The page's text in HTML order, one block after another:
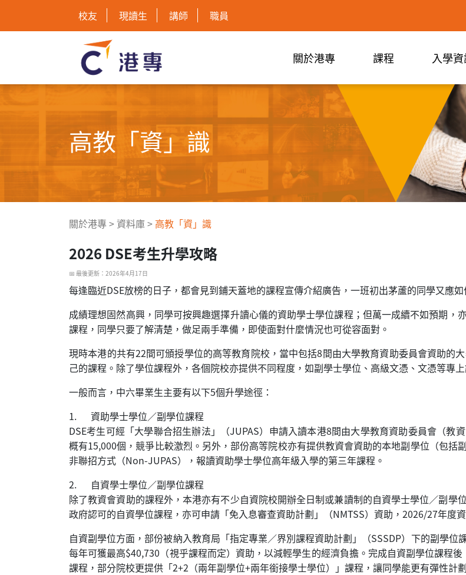
校友 現讀生 講師 職員
關於港專 課程 入學
高教「資」識
關於港專>資料庫> 高教「資」識
2026 DSE考生升學攻略
📅 最後更新：2026年4月17日
每逢臨近DSE放榜的日子，都會見到鋪天蓋地的課程宣傳介紹廣告，一班初出茅蘆的同學又應
成績理想固然高興，同學可按興趣選擇升讀心儀的資助學士學位課程；但萬一成續不如預期
課程，同學只要了解清楚，做足兩手準備，即使面對什麼情況也可從容面對。
現時本港的共有22間可頒授學位的高等教育院校，當中包括8間由大學教育資助委員會資助的
己的課程。除了學位課程外，各個院校亦提供不同程度，如副學士學位、高級文憑、文憑等專
一般而言，中六畢業生主要有以下5個升學途徑：
1. 資助學士學位／副學位課程
DSE考生可經「大學聯合招生辦法」（JUPAS）申請入讀本港8間由大學教育資助委員會（教
概有15,000個，競爭比較激烈。另外，部份高等院校亦有提供教資會資助的本地副學位（包
非聯招方式（Non-JUPAS），報讀資助學士學位高年級入學的第三年課程。
2. 自資學士學位／副學位課程
除了教資會資助的課程外，本港亦有不少自資院校開辦全日制或兼讀制的自資學士學位／副
政府認可的自資學位課程，亦可申請「免入息審查資助計劃」（NMTSS）資助，2026/27年度
自資副學位方面，部份被納入教育局「指定專業／界別課程資助計劃」（SSSDP）下的副學
每年可獲最高$40,730（視乎課程而定）資助，以減輕學生的經濟負擔。完成自資副學位課程
課程，部分院校更提供「2+2（兩年副學位+兩年銜接學士學位）」課程，讓同學能更有彈性計